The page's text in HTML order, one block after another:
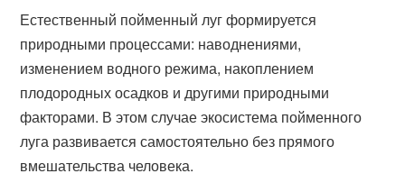
Естественный пойменный луг формируется
природными процессами: наводнениями,
изменением водного режима, накоплением
плодородных осадков и другими природными
факторами. В этом случае экосистема пойменного
луга развивается самостоятельно без прямого
вмешательства человека.